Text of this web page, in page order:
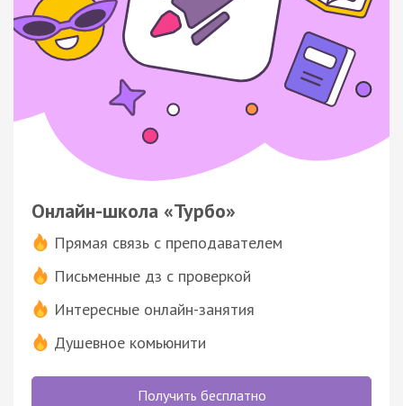
Онлайн-школа «Турбо»
Прямая связь с преподавателем
Письменные дз с проверкой
Интересные онлайн-занятия
Душевное комьюнити
Получить бесплатно